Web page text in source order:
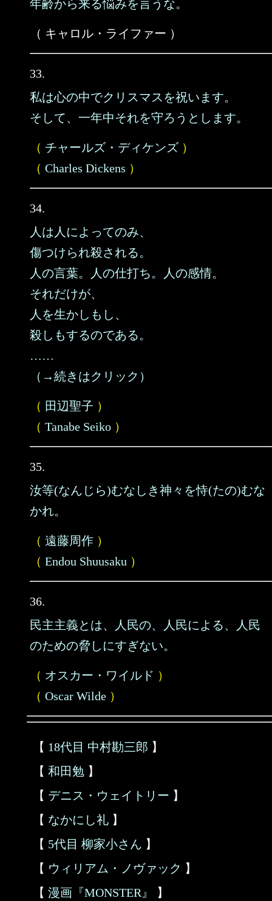
年齢から来る悩みを言うな。
（ キャロル・ライファー ）
33.
私は心の中でクリスマスを祝います。
そして、一年中それを守ろうとします。
（ チャールズ・ディケンズ ）
（ Charles Dickens ）
34.
人は人によってのみ、
傷つけられ殺される。
人の言葉。人の仕打ち。人の感情。
それだけが、
人を生かしもし、
殺しもするのである。
……
（→続きはクリック）
（ 田辺聖子 ）
（ Tanabe Seiko ）
35.
汝等(なんじら)むなしき神々を恃(たの)むな
かれ。
（ 遠藤周作 ）
（ Endou Shuusaku ）
36.
民主主義とは、人民の、人民による、人民
のための脅しにすぎない。
（ オスカー・ワイルド ）
（ Oscar Wilde ）
【 18代目 中村勘三郎 】
【 和田勉 】
【 デニス・ウェイトリー 】
【 なかにし礼 】
【 5代目 柳家小さん 】
【 ウィリアム・ノヴァック 】
【 漫画『MONSTER』 】